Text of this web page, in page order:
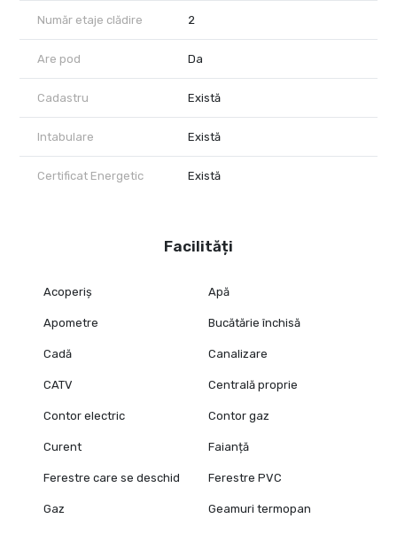
Număr etaje clădire 2
Are pod Da
Cadastru Există
Intabulare Există
Certificat Energetic Există
Facilități
Acoperiș Apă
Apometre Bucătărie închisă
Cadă Canalizare
CATV Centrală proprie
Contor electric Contor gaz
Curent Faianță
Ferestre care se deschid Ferestre PVC
Gaz Geamuri termopan